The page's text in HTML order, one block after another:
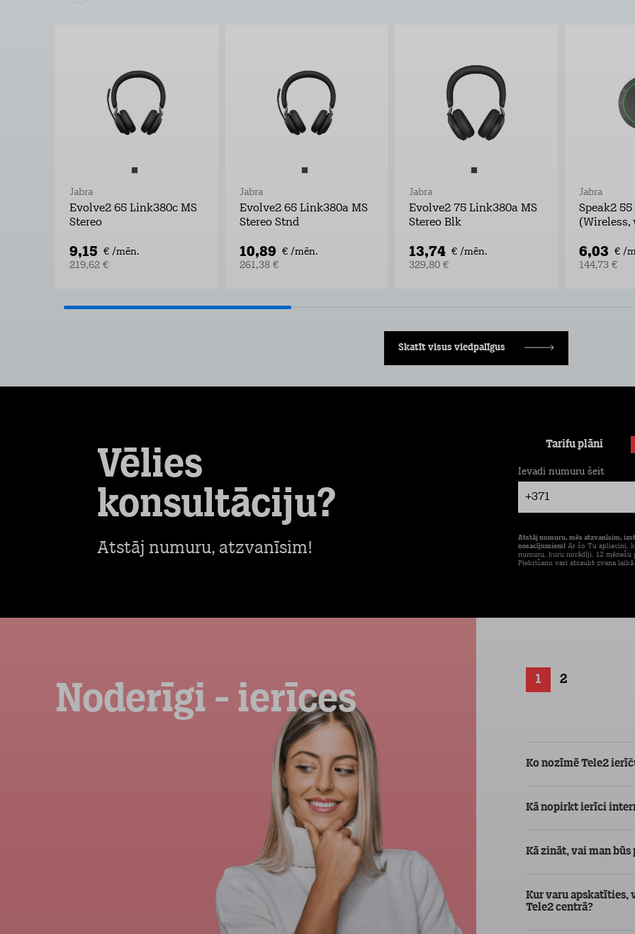
Jabra
Evolve2 65 Link380c MS
Stereo
9,15 € /mēn.
219,62 €
Jabra
Evolve2 65 Link380a MS
Stereo Stnd
10,89 € /mēn.
261,38 €
Jabra
Evolve2 75 Link380a MS
Stereo Blk
13,74 € /mēn.
329,80 €
Jabra
Speak2 55
(Wireless,
6,03 € /
144,73 €
Skatīt visus viedpalīgus
Vēlies
konsultāciju?
Atstāj numuru, atzvanīsim!
Tarifu plāni
+371
Ievadi numuru šeit
Atstāj numuru, mēs atzvanīsim,
nosacījumiem! Ar šo Tu apliecini,
numuru, kuru norādīji, 12 mēnešu
Piekrišanu vari atsaukt zvana
Noderīgi - ierīces
1 2
Ko nozīmē Tele2
Kā nopirkt ierīci
Kā zināt, vai man
Kur varu apskatīties,
Tele2 centrā?